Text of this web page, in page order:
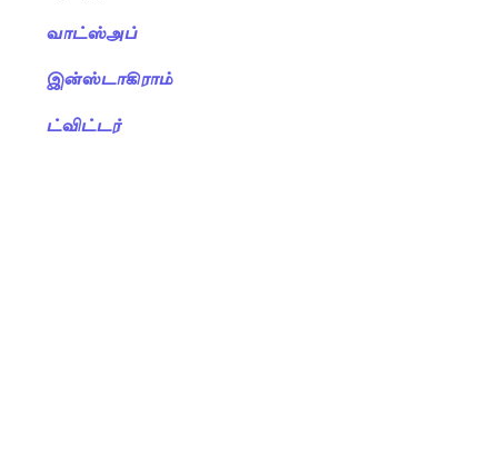
வாட்ஸ்அப்
இன்ஸ்டாகிராம்
ட்விட்டர்